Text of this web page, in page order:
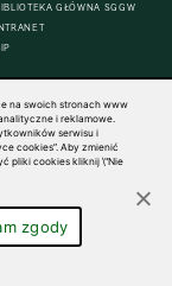
GŁÓWNA SGGW
INTRANET
na swoich stronach www
i reklamowe.
serwisu i
cookies”. Aby zmienić
pliki cookies kliknij \"Nie
zgody